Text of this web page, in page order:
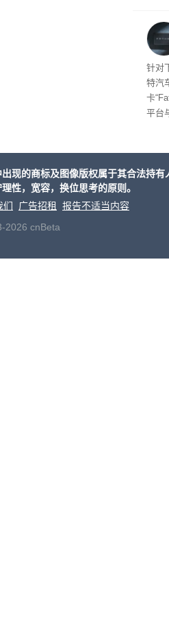
将
的技
起
针对
特汽
卡
平台
现的商标及图像版权属于其合法持
性，宽容，换位思考的原则。
们
广告招租
报告不适当内容
2026 cnBeta